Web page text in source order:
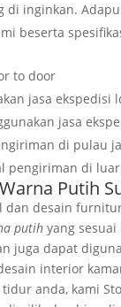
di inginkan.
beserta
to door
jasa
jasa
di pulau
pengiriman di
Putih
dan desain
putih yang
juga dapat
interior
anda, kami